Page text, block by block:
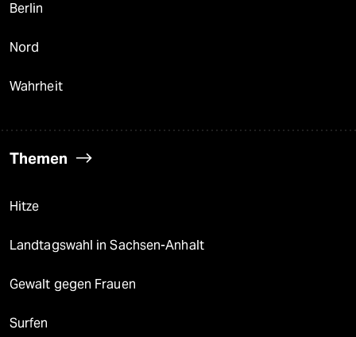
Berlin
Nord
Wahrheit
Themen
Hitze
Landtagswahl in Sachsen-Anhalt
Gewalt gegen Frauen
Surfen